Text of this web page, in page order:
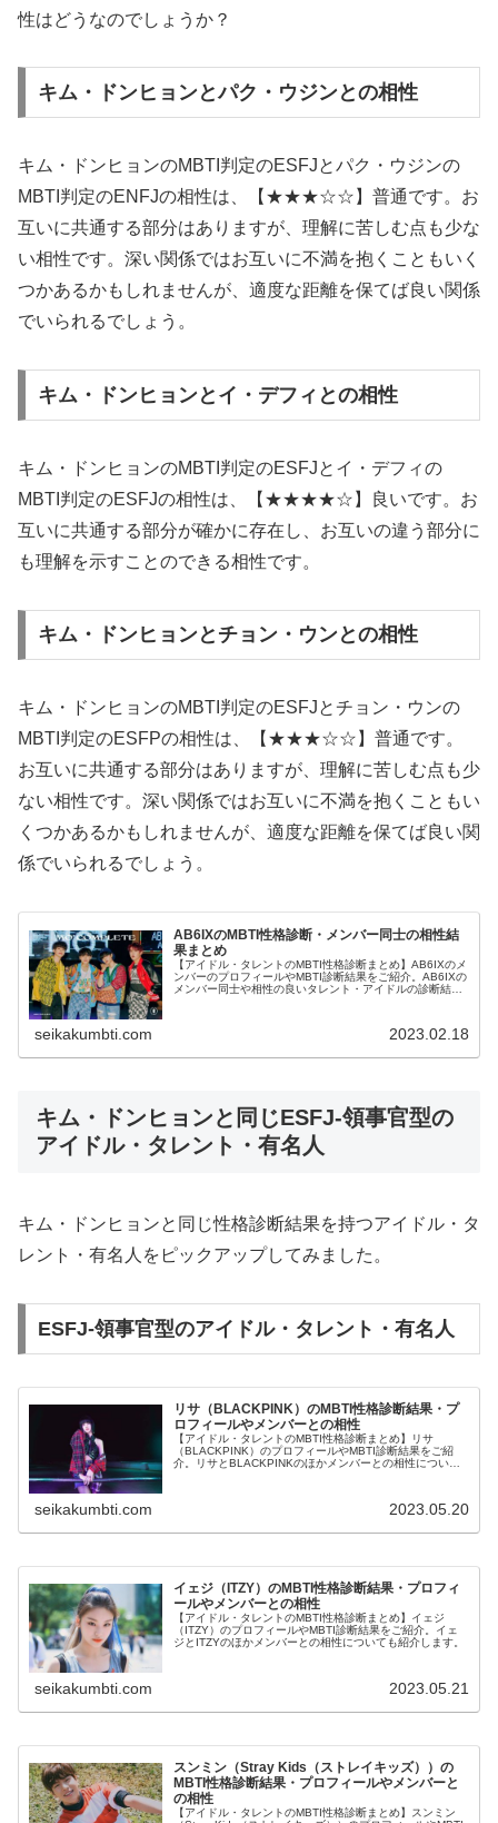
性はどうなのでしょうか？
キム・ドンヒョンとパク・ウジンとの相性
キム・ドンヒョンのMBTI判定のESFJとパク・ウジンの
MBTI判定のENFJの相性は、【★★★☆☆】普通です。お
互いに共通する部分はありますが、理解に苦しむ点も少な
い相性です。深い関係ではお互いに不満を抱くこともいく
つかあるかもしれませんが、適度な距離を保てば良い関係
でいられるでしょう。
キム・ドンヒョンとイ・デフィとの相性
キム・ドンヒョンのMBTI判定のESFJとイ・デフィの
MBTI判定のESFJの相性は、【★★★★☆】良いです。お
互いに共通する部分が確かに存在し、お互いの違う部分に
も理解を示すことのできる相性です。
キム・ドンヒョンとチョン・ウンとの相性
キム・ドンヒョンのMBTI判定のESFJとチョン・ウンの
MBTI判定のESFPの相性は、【★★★☆☆】普通です。
お互いに共通する部分はありますが、理解に苦しむ点も少
ない相性です。深い関係ではお互いに不満を抱くこともい
くつかあるかもしれませんが、適度な距離を保てば良い関
係でいられるでしょう。
AB6IXのMBTI性格診断・メンバー同士の相性結
果まとめ
【アイドル・タレントのMBTI性格診断まとめ】AB6IXのメ
ンバーのプロフィールやMBTI診断結果をご紹介。AB6IXの
メンバー同士や相性の良いタレント・アイドルの診断結果
seikakumbti.com 2023.02.18
キム・ドンヒョンと同じESFJ-領事官型の
アイドル・タレント・有名人
キム・ドンヒョンと同じ性格診断結果を持つアイドル・タ
レント・有名人をピックアップしてみました。
ESFJ-領事官型のアイドル・タレント・有名人
リサ（BLACKPINK）のMBTI性格診断結果・プ
ロフィールやメンバーとの相性
【アイドル・タレントのMBTI性格診断まとめ】リサ
（BLACKPINK）のプロフィールやMBTI診断結果をご紹
介。リサとBLACKPINKのほかメンバーとの相性について
seikakumbti.com 2023.05.20
イェジ（ITZY）のMBTI性格診断結果・プロフィ
ールやメンバーとの相性
【アイドル・タレントのMBTI性格診断まとめ】イェジ
（ITZY）のプロフィールやMBTI診断結果をご紹介。イェ
ジとITZYのほかメンバーとの相性についても紹介します。
seikakumbti.com 2023.05.21
スンミン（Stray Kids（ストレイキッズ））の
MBTI性格診断結果・プロフィールやメンバーと
の相性
【アイドル・タレントのMBTI性格診断まとめ】スンミン